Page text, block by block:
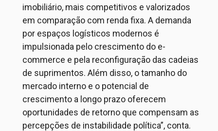
imobiliário, mais competitivos e valorizados
em comparação com renda fixa. A demanda
por espaços logísticos modernos é
impulsionada pelo crescimento do e-
commerce e pela reconfiguração das cadeias
de suprimentos. Além disso, o tamanho do
mercado interno e o potencial de
crescimento a longo prazo oferecem
oportunidades de retorno que compensam as
percepções de instabilidade política”, conta.